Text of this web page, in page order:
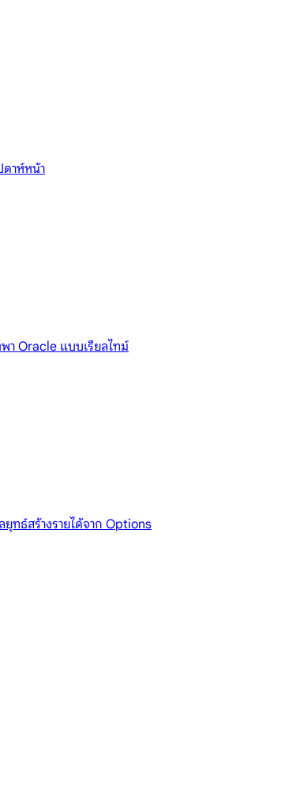
าห์หน้า
Oracle แบบเรียลไทม์
ทธ์สร้างรายได้จาก Options